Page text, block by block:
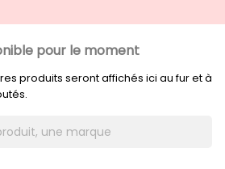
pour le moment
produits seront affichés ici au fur et à